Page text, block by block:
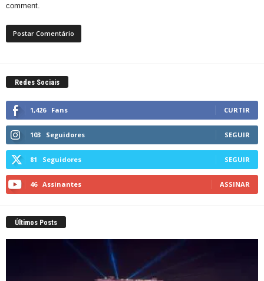
comment.
Redes Sociais
1,426 Fans CURTIR
103 Seguidores SEGUIR
81 Seguidores SEGUIR
46 Assinantes ASSINAR
Últimos Posts